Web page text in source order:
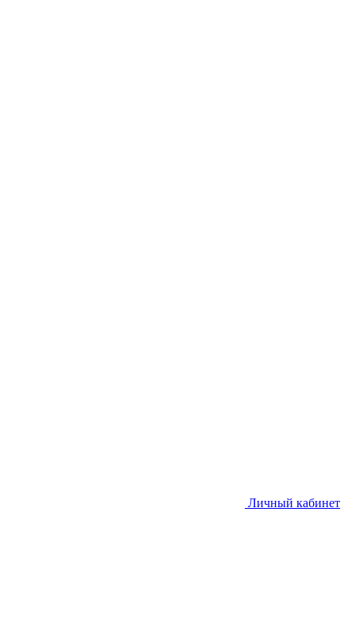
Личный кабинет